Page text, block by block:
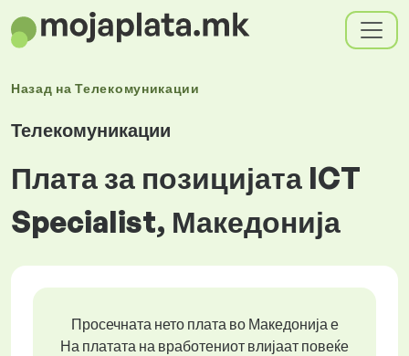
Назад наТелекомуникации
Телекомуникации
Плата за позицијата ICT
Specialist, Македонија
Просечната нето плата во Македонија е
На платата на вработениот влијаат повеќе